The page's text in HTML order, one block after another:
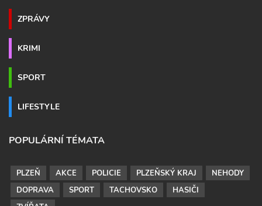
ZPRÁVY
KRIMI
SPORT
LIFESTYLE
POPULÁRNÍ TÉMATA
PLZEŇ AKCE POLICIE PLZEŇSKÝ KRAJ
NEHODY
DOPRAVA
SPORT TACHOVSKO
HASIČI